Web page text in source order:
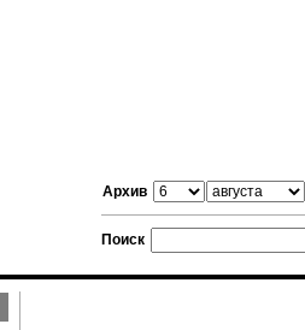
Архив
Поиск